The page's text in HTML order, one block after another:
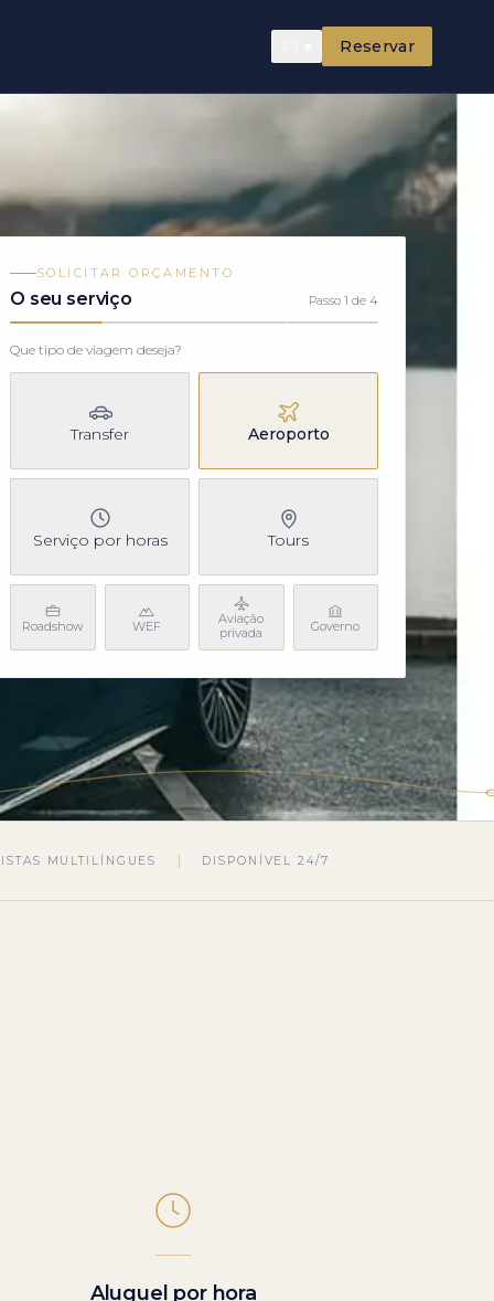
Reservar
SOLICITAR ORÇAMENTO
O seu serviço Passo 1 de 4
Que tipo de viagem deseja?
Transfer Aeroporto
Serviço por horas Tours
Roadshow WEF
Aviação
privada
Governo
MULTILÍNGUES DISPONÍVEL 24/7
Aluguel por hora